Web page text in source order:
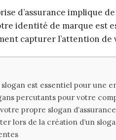
d’assurance implique
identité de marque est
capturer l’attention
est essentiel pour une
percutants pour votre
propre slogan
lors de la création d’un